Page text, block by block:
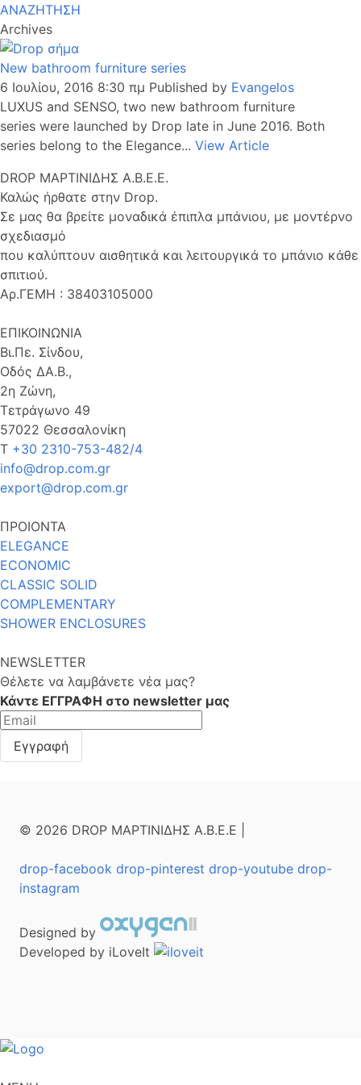
ΑΝΑΖΗΤΗΣΗ
Archives
New bathroom furniture series
6 Ιουλίου, 2016 8:30 πμ Published by Evangelos
LUXUS and SENSO, two new bathroom furniture
series were launched by Drop late in June 2016. Both
series belong to the Elegance... View Article
DROP ΜΑΡΤΙΝΙΔΗΣ Α.Β.Ε.Ε.
Καλώς ήρθατε στην Drop.
Σε μας θα βρείτε μοναδικά έπιπλα μπάνιου, με μοντέρνο
σχεδιασμό
που καλύπτουν αισθητικά και λειτουργικά το μπάνιο κάθε
σπιτιού.
Αρ.ΓΕΜΗ : 38403105000
ΕΠΙΚΟΙΝΩΝΙΑ
Βι.Πε. Σίνδου,
Οδός ΔΑ.Β.,
2η Ζώνη,
Τετράγωνο 49
57022 Θεσσαλονίκη
Τ +30 2310-753-482/4
info@drop.com.gr
export@drop.com.gr
ΠΡΟΙΟΝΤΑ
ELEGANCE
ECONOMIC
CLASSIC SOLID
COMPLEMENTARY
SHOWER ENCLOSURES
NEWSLETTER
Θέλετε να λαμβάνετε νέα μας?
Κάντε ΕΓΓΡΑΦΗ στο newsletter μας
© 2026 DROP ΜΑΡΤΙΝΙΔΗΣ Α.Β.Ε.Ε |
drop-facebook drop-pinterest drop-youtube drop-
instagram
Designed by
Developed by iLoveIt